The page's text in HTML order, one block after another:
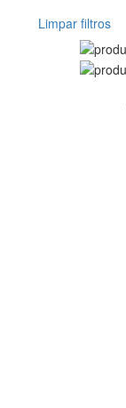
Limpar filtros